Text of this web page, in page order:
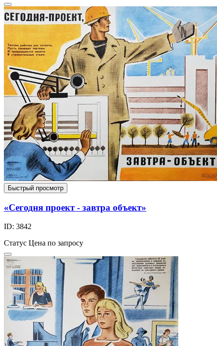
Быстрый просмотр
«Сегодня проект - завтра объект»
ID: 3842
Статус Цена по запросу